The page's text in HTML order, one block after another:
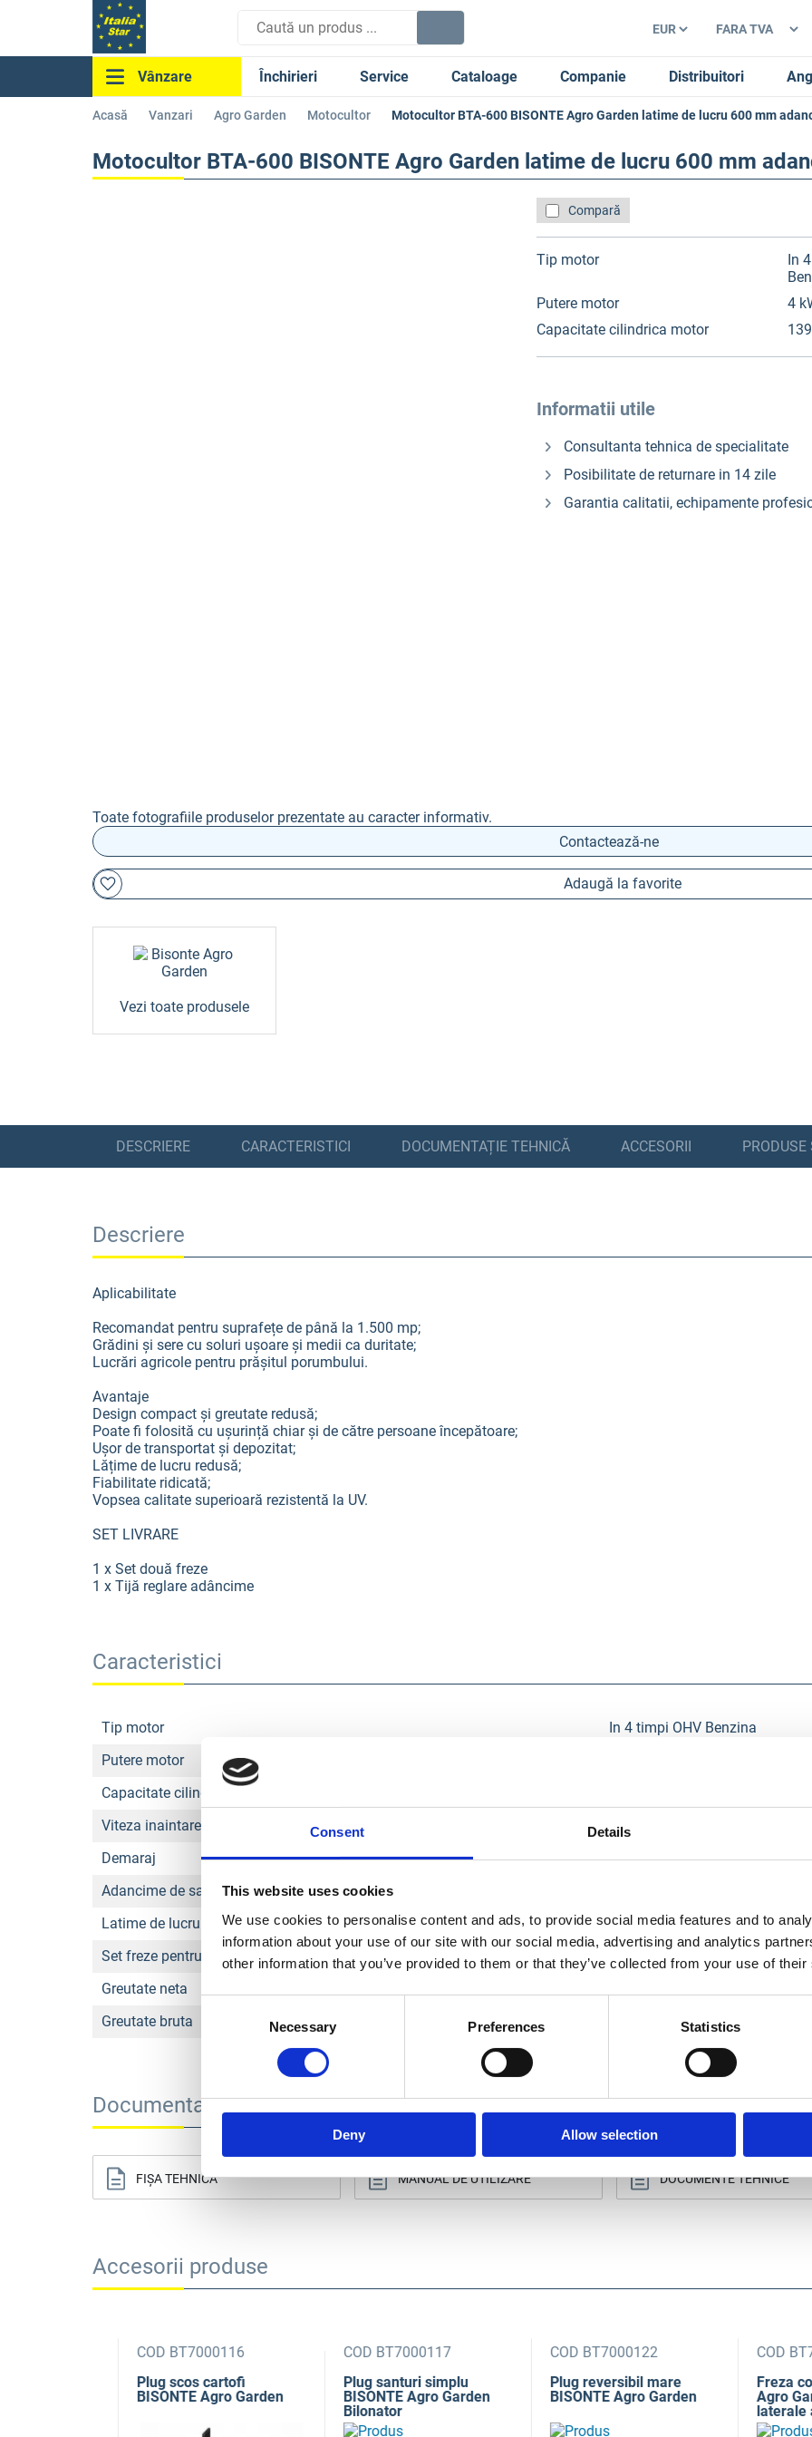
Consent Details
This website uses cookies
We use cookies to personalise content and ads, to provide social media features and to
information about your use of our site with our social media, advertising and analytics
other information that you’ve provided to them or that they’ve collected from your use of
Necessary Preferences Statistics
Deny Allow selection
Vânzare Închirieri Service Cataloage Companie Distribuitori
Acasă Vanzari Agro Garden Motocultor Motocultor BTA-600 BISONTE Agro Garden latime de lucru 600 mm
Motocultor BTA-600 BISONTE Agro Garden latime de lucru 600 mm
Toate fotografiile produselor prezentate au caracter informativ.
Compară
Tip motor
In
Putere motor
4
Capacitate cilindrica motor
Informatii utile
Consultanta tehnica de specialitate
Posibilitate de returnare in 14 zile
Garantia calitatii, echipamente
Contactează-ne
Adaugă la favorite
Vezi toate produsele
DESCRIERE CARACTERISTICI DOCUMENTAȚIE TEHNICĂ ACCESORII
Descriere
Aplicabilitate
Recomandat pentru suprafețe de până la 1.500 mp;
Grădini și sere cu soluri ușoare și medii ca duritate;
Lucrări agricole pentru prășitul porumbului.
Avantaje
Design compact și greutate redusă;
Poate fi folosită cu ușurință chiar și de către persoane începătoare;
Ușor de transportat și depozitat;
Lățime de lucru redusă;
Fiabilitate ridicată;
Vopsea calitate superioară rezistentă la UV.
SET LIVRARE
1 x Set două freze
1 x Tijă reglare adâncime
Caracteristici
Tip motor
In 4 timpi OHV Benzina
Putere motor
Capacitate cilindrica motor
Viteza inaintare
3000 m/min
Demaraj
La sfoara .
Adancime de sapare
Latime de lucru
600 mm
Set freze pentru sapat
2 seturi L + R / Ø26 cm
Greutate neta
Greutate bruta
Documentație tehnică
FIȘA TEHNICĂ MANUAL DE UTILIZARE DOCUMENTE TEHNICE
Accesorii produse
COD BT7000116
Plug scos cartofi
BISONTE Agro Garden
COD BT7000117
Plug santuri simplu
BISONTE Agro Garden
Bilonator
COD BT7000122
Plug reversibil mare
BISONTE Agro Garden
COD
Freza
Agro
laterale ax